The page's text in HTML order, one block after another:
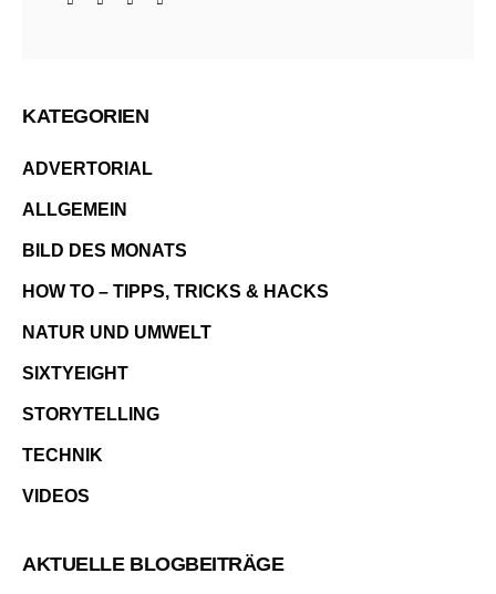
KATEGORIEN
ADVERTORIAL
ALLGEMEIN
BILD DES MONATS
HOW TO – TIPPS, TRICKS & HACKS
NATUR UND UMWELT
SIXTYEIGHT
STORYTELLING
TECHNIK
VIDEOS
AKTUELLE BLOGBEITRÄGE